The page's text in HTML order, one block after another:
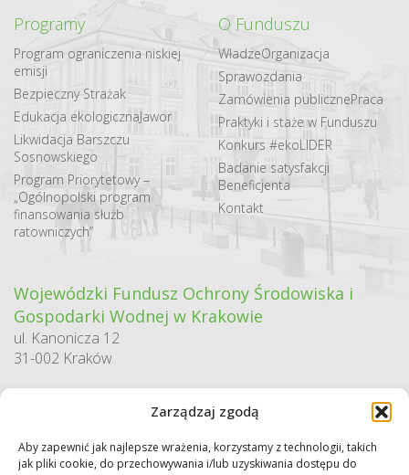
Zarządzaj zgodą
Aby zapewnić jak najlepsze wrażenia, korzystamy z technologii, takich
jak pliki cookie, do przechowywania i/lub uzyskiwania dostępu do
Programy
Program ograniczenia niskiej
emisji
Bezpieczny Strażak
Edukacja ekologicznaJawor
Likwidacja Barszczu
Sosnowskiego
Program Priorytetowy –
„Ogólnopolski program
finansowania służb
ratowniczych”
O Funduszu
WładzeOrganizacja
Sprawozdania
Zamówienia publicznePraca
Praktyki i staże w Funduszu
Konkurs #ekoLIDER
Badanie satysfakcji
Beneficjenta
Kontakt
Wojewódzki Fundusz Ochrony Środowiska i
Gospodarki Wodnej w Krakowie
ul. Kanonicza 12
31-002 Kraków
Sekretariat / Dziennik podawczy